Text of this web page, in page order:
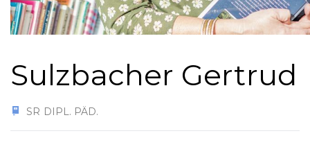
Sulzbacher Gertrud
SR DIPL. PÄD.